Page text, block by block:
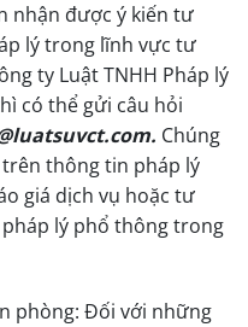
nhận được ý kiến tư
lý trong lĩnh vực tư
ty Luật TNHH Pháp lý
có thể gửi câu hỏi
Chúng
thông tin pháp lý
giá dịch vụ hoặc tư
lý phổ thông trong
phòng: Đối với những